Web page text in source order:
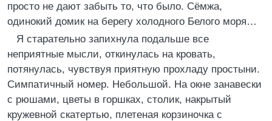
просто не дают забыть то, что было. Сёмжа,
одинокий домик на берегу холодного Белого моря…
Я старательно запихнула подальше все
неприятные мысли, откинулась на кровать,
потянулась, чувствуя приятную прохладу простыни.
Симпатичный номер. Небольшой. На окне занавески
с рюшами, цветы в горшках, столик, накрытый
кружевной скатертью, плетеная корзиночка с